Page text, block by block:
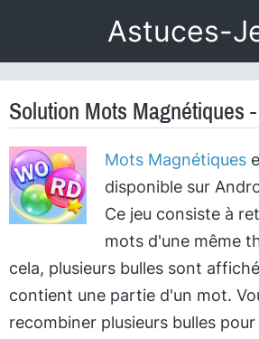
Astuces-
Solution Mots Magnétiques
Mots Magnétiques
disponible sur
Ce jeu consiste à
mots d'une même
cela, plusieurs bulles sont
contient une partie d'un mot.
recombiner plusieurs bulles